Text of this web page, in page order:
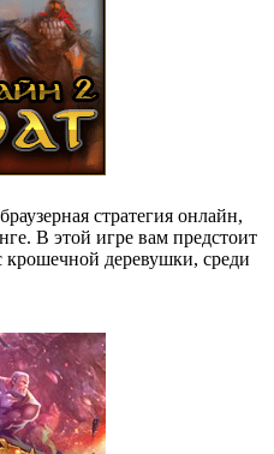
стратегия онлайн,
В этой игре вам предстоит
крошечной деревушки, среди